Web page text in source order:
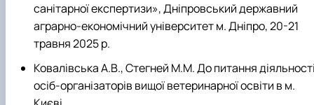
санітарної експертизи», Дніпровський державний
аграрно-економічний університет м. Дніпро, 20-21
травня 2025 р.
Ковалівська А.В., Стегней М.М. До питання
осіб-організаторів вищої ветеринарної освіти в м.